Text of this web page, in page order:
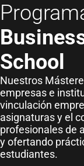
School
Nuestros
empresas e
vinculación
asignaturas y el
profesionales de
y ofertando
estudiantes.